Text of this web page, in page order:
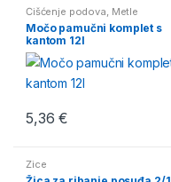
Čišćenje podova, Metle
Močo pamučni komplet s
kantom 12l
5,36€
Žice